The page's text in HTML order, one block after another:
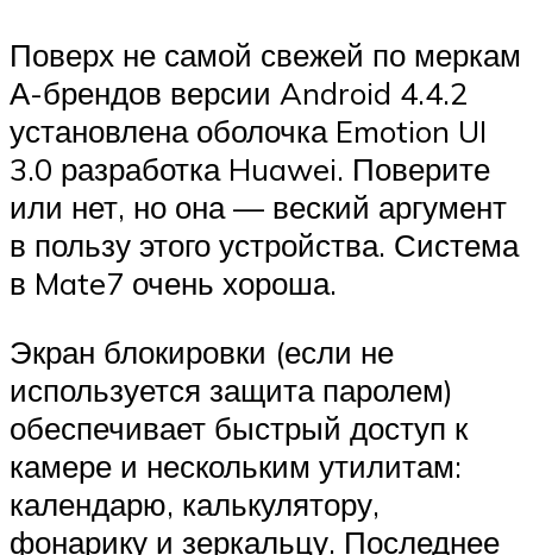
Поверх не самой свежей по меркам
А-брендов версии Android 4.4.2
установлена оболочка Emotion UI
3.0 разработка Huawei. Поверите
или нет, но она — веский аргумент
в пользу этого устройства. Система
в Mate7 очень хороша.
Экран блокировки (если не
используется защита паролем)
обеспечивает быстрый доступ к
камере и нескольким утилитам:
календарю, калькулятору,
фонарику и зеркальцу. Последнее